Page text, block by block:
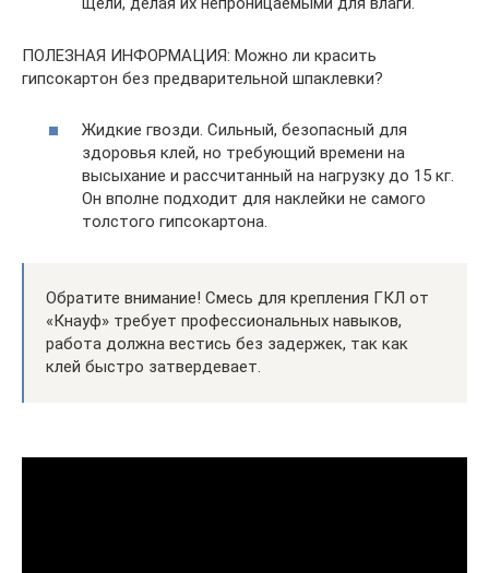
ПОЛЕЗНАЯ ИНФОРМАЦИЯ: Можно ли красить
гипсокартон без предварительной шпаклевки?
Жидкие гвозди. Сильный, безопасный для
здоровья клей, но требующий времени на
высыхание и рассчитанный на нагрузку до 15 кг.
Он вполне подходит для наклейки не самого
толстого гипсокартона.
Обратите внимание! Смесь для крепления ГКЛ от
«Кнауф» требует профессиональных навыков,
работа должна вестись без задержек, так как
клей быстро затвердевает.